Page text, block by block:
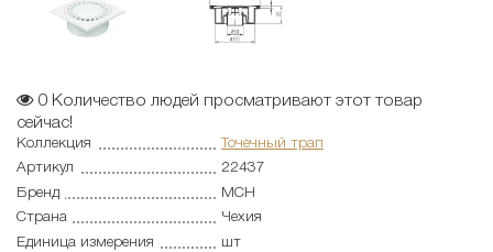
0 Количество людей просматривают этот товар
сейчас!
Коллекция
Точечный трап
Артикул
22437
Бренд
MCH
Страна
Чехия
Единица измерения
шт